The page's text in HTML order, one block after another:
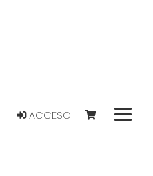
ACCESO